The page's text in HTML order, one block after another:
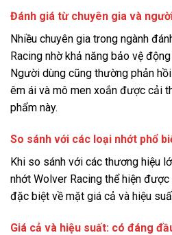
Đánh giá từ chuyên gia và
Nhiều chuyên gia trong ngành
Racing nhờ khả năng bảo vệ
Người dùng cũng thường phản
êm ái và mô men xoắn được cải
phẩm này.
So sánh với các loại nhớt phổ
Khi so sánh với các thương hiệu
nhớt Wolver Racing thể hiện
đặc biệt về mặt giá cả và hiệu
Giá cả và hiệu suất: có đáng